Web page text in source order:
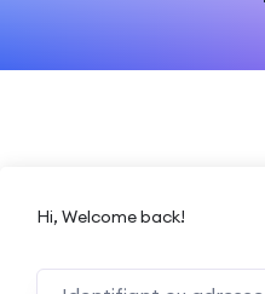
Hi, Welcome back!